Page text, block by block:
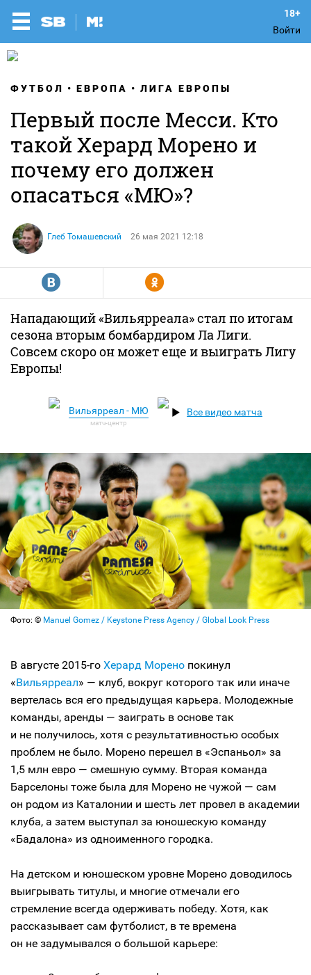
Войти
ФУТБОЛ ЕВРОПА ЛИГА ЕВРОПЫ
Первый после Месси. Кто
такой Херард Морено и
почему его должен
опасаться «МЮ»?
Глеб Томашевский 26 мая 2021 12:18
R Y
Нападающий «Вильярреала» стал по итогам
сезона вторым бомбардиром Ла Лиги.
Совсем скоро он может еще и выиграть Лигу
Европы!
Вильярреал - МЮ Все видео матча
Фото: © Manuel Gomez / Keystone Press Agency / Global Look Press
В августе 2015-го Херард Морено покинул
«Вильярреал» — клуб, вокруг которого так или иначе
вертелась вся его предыдущая карьера. Молодежные
команды, аренды — заиграть в основе так
и не получилось, хотя с результативностью особых
проблем не было. Морено перешел в «Эспаньол» за
1,5 млн евро — смешную сумму. Вторая команда
Барселоны тоже была для Морено не чужой — сам
он родом из Каталонии и шесть лет провел в академии
клуба, а затем выступал за юношескую команду
«Бадалона» из одноименного городка.
На детском и юношеском уровне Морено доводилось
выигрывать титулы, и многие отмечали его
стремление всегда одерживать победу. Хотя, как
рассказывает сам футболист, в те времена
он не задумывался о большой карьере: